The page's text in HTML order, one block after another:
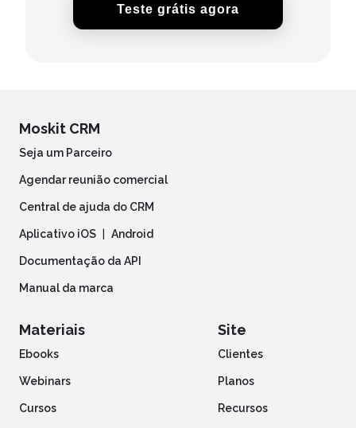
Moskit CRM
Seja um Parceiro
Agendar reunião comercial
Central de ajuda do CRM
Aplicativo iOS Android
Documentação da API
Manual da marca
Materiais
Ebooks
Webinars
Cursos
Site
Clientes
Planos
Recursos